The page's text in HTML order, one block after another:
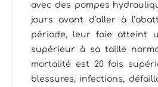
avec des pompes
jours avant d’aller à
période, leur foie atteint
supérieur à sa taille
mortalité est 20 fois
blessures, infections,